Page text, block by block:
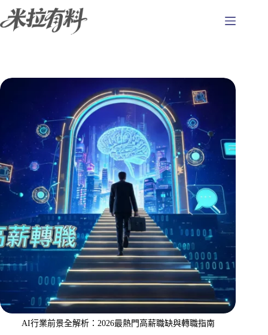
至
容
AI行業前景全解析：2026最熱門高薪職缺與轉職指南